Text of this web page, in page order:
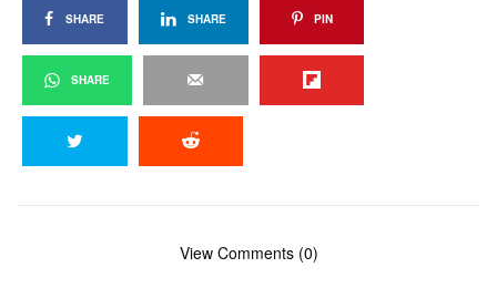
SHARE SHARE PIN
SHARE
View Comments (0)